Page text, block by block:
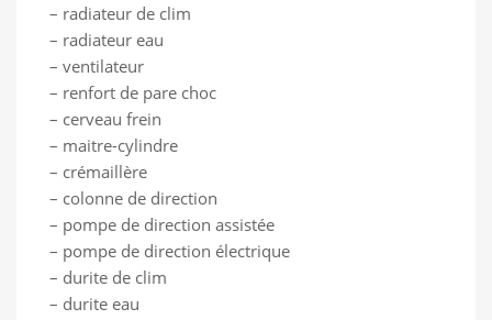
– radiateur de clim
– radiateur eau
– ventilateur
– renfort de pare choc
– cerveau frein
– maitre-cylindre
– crémaillère
– colonne de direction
– pompe de direction assistée
– pompe de direction électrique
– durite de clim
– durite eau